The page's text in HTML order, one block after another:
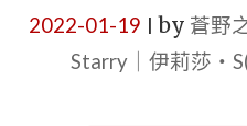
2022-01-19 by 蒼野
Starry｜伊莉莎・